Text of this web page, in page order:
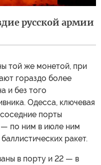
русской армии
той же монетой, при
гораздо более
и без того
Одесса, ключевая
порты
— по ним в июле ним
ракет.
в порту и 22 — в